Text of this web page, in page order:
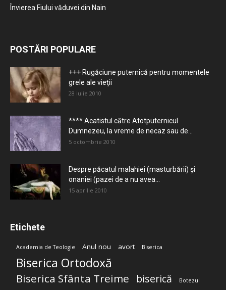
Învierea Fiului văduvei din Nain
POSTĂRI POPULARE
+++ Rugăciune puternică pentru momentele
grele ale vieţii
28 iulie 2010
**** Acatistul către Atotputernicul
Dumnezeu, la vreme de necaz sau de...
5 octombrie 2010
Despre păcatul malahiei (masturbării) şi
onaniei (pazei de a nu avea...
15 aprilie 2010
Etichete
Academia de Teologie Anul nou avort Biserica
Biserica Ortodoxă
Biserica Sfânta Treime biserică Botezul